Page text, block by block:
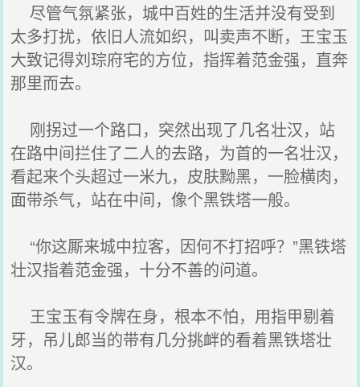
尽管气氛紧张，城中百姓的生活并没有受到
太多打扰，依旧人流如织，叫卖声不断，王宝玉
大致记得刘琮府宅的方位，指挥着范金强，直奔
那里而去。
刚拐过一个路口，突然出现了几名壮汉，站
在路中间拦住了二人的去路，为首的一名壮汉，
看起来个头超过一米九，皮肤黝黑，一脸横肉，
面带杀气，站在中间，像个黑铁塔一般。
“你这厮来城中拉客，因何不打招呼？”黑铁塔
壮汉指着范金强，十分不善的问道。
王宝玉有令牌在身，根本不怕，用指甲剔着
牙，吊儿郎当的带有几分挑衅的看着黑铁塔壮
汉。